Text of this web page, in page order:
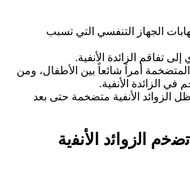
الجهاز التنفسي التي تسبب
تفاقم الزائدة الأنفية.
المتضخمة أمراً شائعاً بين الأطفال، ومن
في الزائدة الأنفية.
الزوائد الأنفية متضخمة حتى بعد
اﻟزواﺋد اﻷﻧﻔﯾﺔ